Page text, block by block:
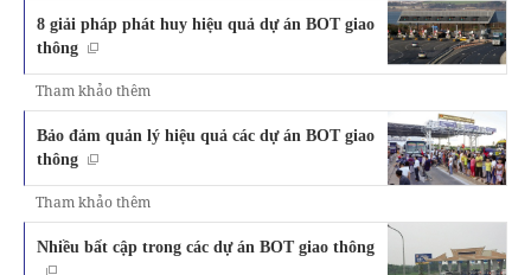
8 giải pháp phát huy hiệu quả dự án BOT giao
thông
Tham khảo thêm
Bảo đảm quản lý hiệu quả các dự án BOT giao
thông
Tham khảo thêm
Nhiều bất cập trong các dự án BOT giao thông